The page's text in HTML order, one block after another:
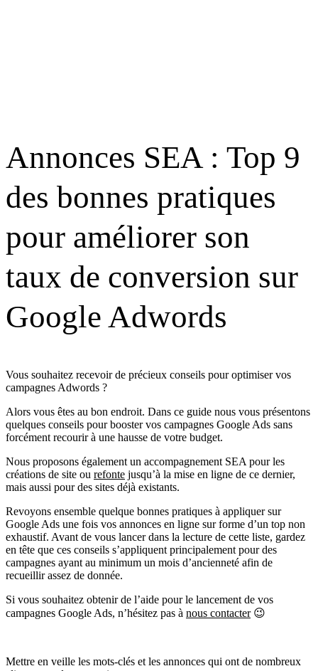
Annonces SEA : Top 9
des bonnes pratiques
pour améliorer son
taux de conversion sur
Google Adwords
Vous souhaitez recevoir de précieux conseils pour optimiser vos
campagnes Adwords ?
Alors vous êtes au bon endroit. Dans ce guide nous vous présentons
quelques conseils pour booster vos campagnes Google Ads sans
forcément recourir à une hausse de votre budget.
Nous proposons également un accompagnement SEA pour les
créations de site ou refonte jusqu’à la mise en ligne de ce dernier,
mais aussi pour des sites déjà existants.
Revoyons ensemble quelque bonnes pratiques à appliquer sur
Google Ads une fois vos annonces en ligne sur forme d’un top non
exhaustif. Avant de vous lancer dans la lecture de cette liste, gardez
en tête que ces conseils s’appliquent principalement pour des
campagnes ayant au minimum un mois d’ancienneté afin de
recueillir assez de donnée.
Si vous souhaitez obtenir de l’aide pour le lancement de vos
campagnes Google Ads, n’hésitez pas à nous contacter😉
Mettre en veille les mots-clés et les annonces qui ont de nombreux